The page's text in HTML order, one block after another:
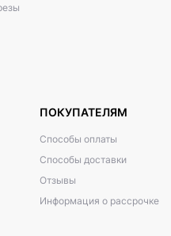
ПОКУПАТЕЛЯМ
Способы оплаты
Способы доставки
Отзывы
Информация о рассрочке